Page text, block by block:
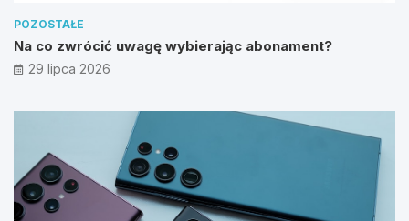
POZOSTAŁE
Na co zwrócić uwagę wybierając abonament?
29 lipca 2026